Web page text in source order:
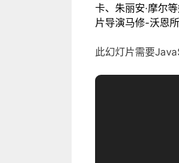
卡、朱丽安·摩尔
片导演马修-沃恩
此幻灯片需要